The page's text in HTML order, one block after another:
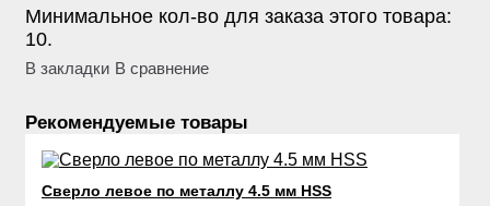
Минимальное кол-во для заказа этого товара:
10.
В закладки В сравнение
Рекомендуемые товары
Сверло левое по металлу 4.5 мм HSS